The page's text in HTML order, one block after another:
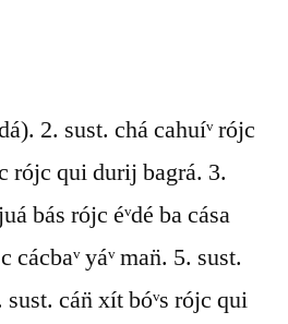
2. sust. chá cahuíᵛ rójc
rójc qui durij bagrá. 3.
bás rójc éᵛdé ba cása
cácbaᵛ yáᵛ man̈. 5. sust.
cán̈ xít bóᵛs rójc qui